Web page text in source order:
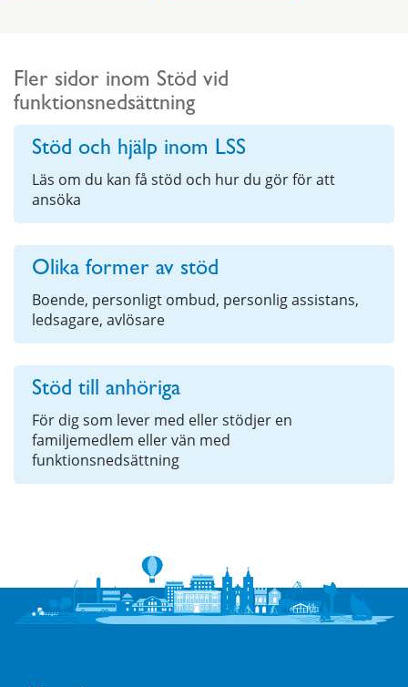
Fler sidor inom Stöd vid
funktionsnedsättning
Stöd och hjälp inom LSS
Läs om du kan få stöd och hur du gör för att
ansöka
Olika former av stöd
Boende, personligt ombud, personlig assistans,
ledsagare, avlösare
Stöd till anhöriga
För dig som lever med eller stödjer en
familjemedlem eller vän med
funktionsnedsättning